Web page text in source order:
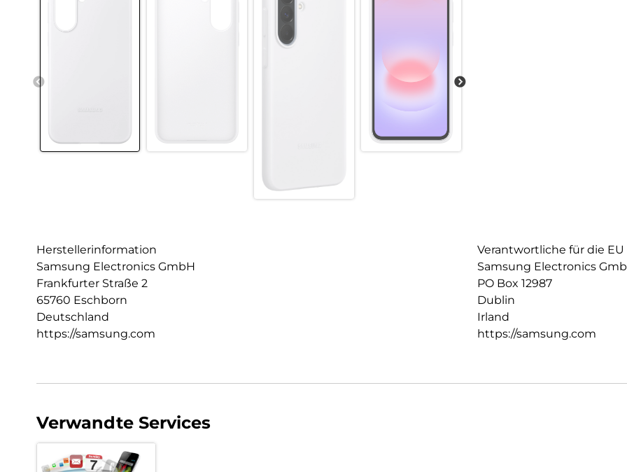
Herstellerinformation
Samsung Electronics GmbH
Frankfurter Straße 2
65760 Eschborn
Deutschland
https://samsung.com
Verantwortliche für die EU
Samsung Electronics
PO Box 12987
Dublin
Irland
https://samsung.com
Verwandte Services